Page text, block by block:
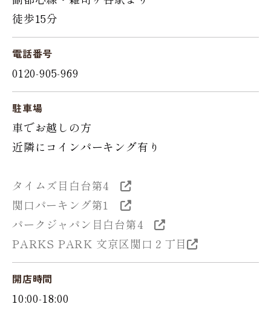
徒歩15分
電話番号
0120-905-969
駐車場
車でお越しの方
近隣にコインパーキング有り
タイムズ目白台第4
関口パーキング第1
パークジャパン目白台第4
PARKS PARK 文京区関口２丁目
開店時間
10:00-18:00